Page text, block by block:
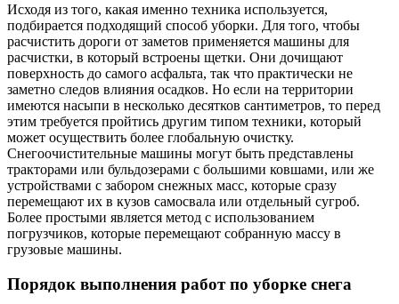
Исходя из того, какая именно техника используется,
подбирается подходящий способ уборки. Для того, чтобы
расчистить дороги от заметов применяется машины для
расчистки, в который встроены щетки. Они дочищают
поверхность до самого асфальта, так что практически не
заметно следов влияния осадков. Но если на территории
имеются насыпи в несколько десятков сантиметров, то перед
этим требуется пройтись другим типом техники, который
может осуществить более глобальную очистку.
Снегоочистительные машины могут быть представлены
тракторами или бульдозерами с большими ковшами, или же
устройствами с забором снежных масс, которые сразу
перемещают их в кузов самосвала или отдельный сугроб.
Более простыми является метод с использованием
погрузчиков, которые перемещают собранную массу в
грузовые машины.
Порядок выполнения работ по уборке снега